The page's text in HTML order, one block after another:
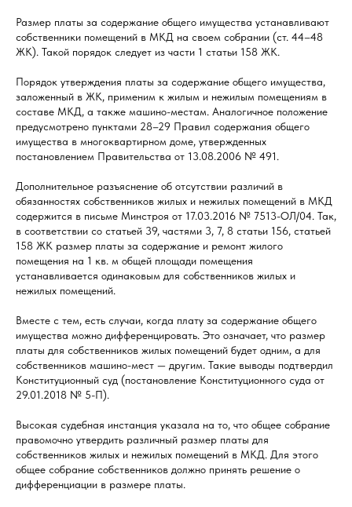
Размер платы за содержание общего имущества устанавливают
собственники помещений в МКД на своем собрании (ст. 44–48
ЖК). Такой порядок следует из части 1 статьи 158 ЖК.
Порядок утверждения платы за содержание общего имущества,
заложенный в ЖК, применим к жилым и нежилым помещениям в
составе МКД, а также машино-местам. Аналогичное положение
предусмотрено пунктами 28–29 Правил содержания общего
имущества в многоквартирном доме, утвержденных
постановлением Правительства от 13.08.2006 № 491.
Дополнительное разъяснение об отсутствии различий в
обязанностях собственников жилых и нежилых помещений в МКД
содержится в письме Минстроя от 17.03.2016 № 7513-ОЛ/04. Так,
в соответствии со статьей 39, частями 3, 7, 8 статьи 156, статьей
158 ЖК размер платы за содержание и ремонт жилого
помещения на 1 кв. м общей площади помещения
устанавливается одинаковым для собственников жилых и
нежилых помещений.
Вместе с тем, есть случаи, когда плату за содержание общего
имущества можно дифференцировать. Это означает, что размер
платы для собственников жилых помещений будет одним, а для
собственников машино-мест — другим. Такие выводы подтвердил
Конституционный суд (постановление Конституционного суда от
29.01.2018 № 5-П).
Высокая судебная инстанция указала на то, что общее собрание
правомочно утвердить различный размер платы для
собственников жилых и нежилых помещений в МКД. Для этого
общее собрание собственников должно принять решение о
дифференциации в размере платы.